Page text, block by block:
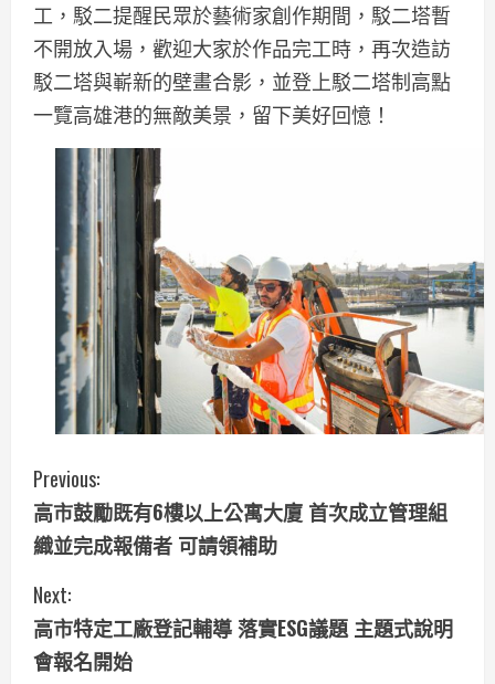
工，駁二提醒民眾於藝術家創作期間，駁二塔暫
不開放入場，歡迎大家於作品完工時，再次造訪
駁二塔與嶄新的壁畫合影，並登上駁二塔制高點
一覽高雄港的無敵美景，留下美好回憶！
C
o
n
t
i
Previous:
高市鼓勵既有6樓以上公寓大廈 首次成立管理組
織並完成報備者 可請領補助
Next:
高市特定工廠登記輔導 落實ESG議題 主題式說明
會報名開始